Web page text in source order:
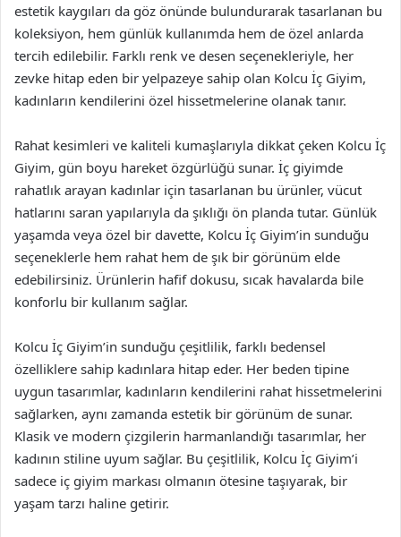
estetik kaygıları da göz önünde bulundurarak tasarlanan bu
koleksiyon, hem günlük kullanımda hem de özel anlarda
tercih edilebilir. Farklı renk ve desen seçenekleriyle, her
zevke hitap eden bir yelpazeye sahip olan Kolcu İç Giyim,
kadınların kendilerini özel hissetmelerine olanak tanır.
Rahat kesimleri ve kaliteli kumaşlarıyla dikkat çeken Kolcu İç
Giyim, gün boyu hareket özgürlüğü sunar. İç giyimde
rahatlık arayan kadınlar için tasarlanan bu ürünler, vücut
hatlarını saran yapılarıyla da şıklığı ön planda tutar. Günlük
yaşamda veya özel bir davette, Kolcu İç Giyim’in sunduğu
seçeneklerle hem rahat hem de şık bir görünüm elde
edebilirsiniz. Ürünlerin hafif dokusu, sıcak havalarda bile
konforlu bir kullanım sağlar.
Kolcu İç Giyim’in sunduğu çeşitlilik, farklı bedensel
özelliklere sahip kadınlara hitap eder. Her beden tipine
uygun tasarımlar, kadınların kendilerini rahat hissetmelerini
sağlarken, aynı zamanda estetik bir görünüm de sunar.
Klasik ve modern çizgilerin harmanlandığı tasarımlar, her
kadının stiline uyum sağlar. Bu çeşitlilik, Kolcu İç Giyim’i
sadece iç giyim markası olmanın ötesine taşıyarak, bir
yaşam tarzı haline getirir.